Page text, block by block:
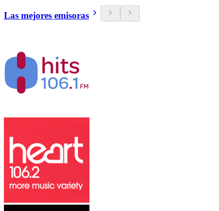
Las mejores emisoras